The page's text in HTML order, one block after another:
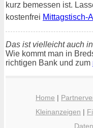
kurz bemessen ist.
kostenfrei Mittagstisch-
Das ist vielleicht auch
Wie kommt man in
richtigen Bank und zum
Home |
Kleinanzeigen |